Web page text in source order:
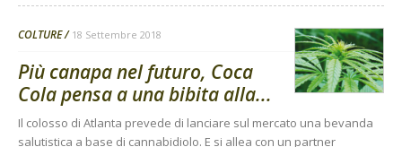
COLTURE 18 Settembre 2018
Più canapa nel futuro, Coca
Cola pensa a una bibita alla...
Il colosso di Atlanta prevede di lanciare sul mercato una bevanda
salutistica a base di cannabidiolo. E si allea con un partner